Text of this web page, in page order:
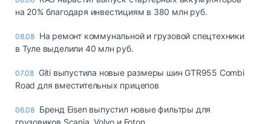
на 20% благодаря инвестициям в 380 млн руб.
08.08 На ремонт коммунальной и грузовой спецтехники
в Туле выделили 40 млн руб.
07.08 Giti выпустила новые размеры шин GTR955 Combi
Road для вместительных прицепов
06.08 Бренд Eisen выпустил новые фильтры для
грузовиков Scania, Volvo и Foton